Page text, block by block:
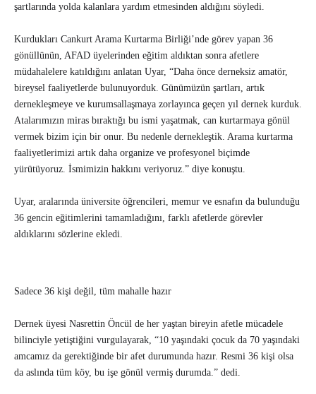
şartlarında yolda kalanlara yardım etmesinden aldığını söyledi.
Kurdukları Cankurt Arama Kurtarma Birliği’nde görev yapan 36
gönüllünün, AFAD üyelerinden eğitim aldıktan sonra afetlere
müdahalelere katıldığını anlatan Uyar, “Daha önce derneksiz amatör,
bireysel faaliyetlerde bulunuyorduk. Günümüzün şartları, artık
dernekleşmeye ve kurumsallaşmaya zorlayınca geçen yıl dernek kurduk.
Atalarımızın miras bıraktığı bu ismi yaşatmak, can kurtarmaya gönül
vermek bizim için bir onur. Bu nedenle dernekleştik. Arama kurtarma
faaliyetlerimizi artık daha organize ve profesyonel biçimde
yürütüyoruz. İsmimizin hakkını veriyoruz.” diye konuştu.
Uyar, aralarında üniversite öğrencileri, memur ve esnafın da bulunduğu
36 gencin eğitimlerini tamamladığını, farklı afetlerde görevler
aldıklarını sözlerine ekledi.
Sadece 36 kişi değil, tüm mahalle hazır
Dernek üyesi Nasrettin Öncül de her yaştan bireyin afetle mücadele
bilinciyle yetiştiğini vurgulayarak, “10 yaşındaki çocuk da 70 yaşındaki
amcamız da gerektiğinde bir afet durumunda hazır. Resmi 36 kişi olsa
da aslında tüm köy, bu işe gönül vermiş durumda.” dedi.